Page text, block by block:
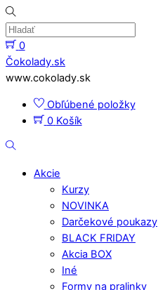
Skip
to
content
0
Menu
Čokolady.sk
www.cokolady.sk
Obľúbené položky
0 Košík
Hladať
Akcie
Kurzy
NOVINKA
Darčekové poukazy
BLACK FRIDAY
Akcia BOX
Iné
Formy na pralinky